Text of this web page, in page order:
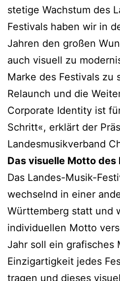
stetige Wachstum des
Festivals haben wir in
Jahren den großen
auch visuell zu
Marke des Festivals zu
Relaunch und die
Corporate Identity ist
Schritt«, erklärt der
Landesmusikverband
Das visuelle Motto des
Das Landes-Musik-
wechselnd in einer
Württemberg statt und
individuellen Motto
Jahr soll ein grafisches
Einzigartigkeit jedes
tragen und dieses